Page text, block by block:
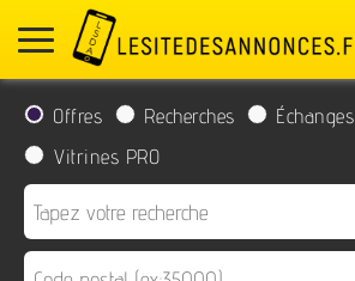
Offres Recherches Échanges
Vitrines PRO